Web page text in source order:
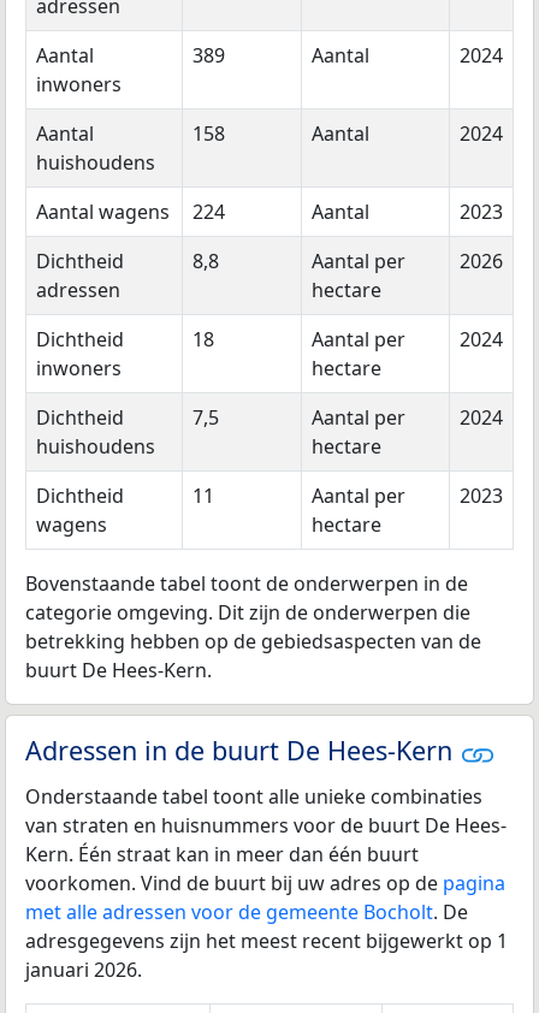
adressen
Aantal
inwoners
389 Aantal 2024
Aantal
huishoudens
158 Aantal 2024
Aantal wagens 224 Aantal
2023
Dichtheid
adressen
8,8
Aantal per
hectare
2026
Dichtheid
inwoners
18
Aantal per
hectare
2024
Dichtheid
huishoudens
7,5
Aantal per
hectare
2024
Dichtheid
wagens
11
Aantal per
hectare
2023
Bovenstaande tabel toont de onderwerpen in de
categorie omgeving. Dit zijn de onderwerpen die
betrekking hebben op de gebiedsaspecten van de
buurt De Hees-Kern.
Adressen in de buurt De Hees-Kern
Onderstaande tabel toont alle unieke combinaties
van straten en huisnummers voor de buurt De Hees-
Kern. Één straat kan in meer dan één buurt
voorkomen. Vind de buurt bij uw adres op de pagina
met alle adressen voor de gemeente Bocholt. De
adresgegevens zijn het meest recent bijgewerkt op 1
januari 2026.